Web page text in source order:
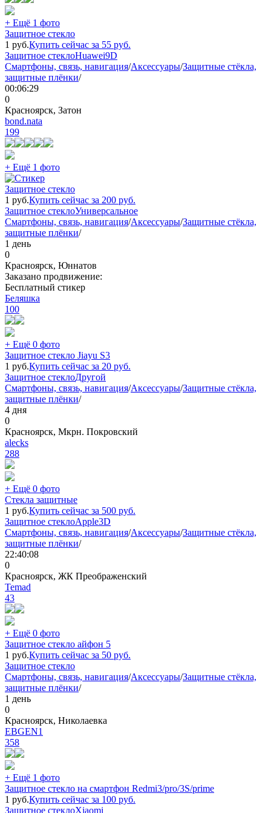
+ Ещё 1 фото
Защитное стекло
1 руб.Купить сейчас за 55 руб.
Защитное стеклоHuawei9D
Смартфоны, связь, навигация/Аксессуары/Защитные стёкла,
защитные плёнки/
00:06:29
0
Красноярск, Затон
bond.nata
199
+ Ещё 1 фото
Защитное стекло
1 руб.Купить сейчас за 200 руб.
Защитное стеклоУниверсальное
Смартфоны, связь, навигация/Аксессуары/Защитные стёкла,
защитные плёнки/
1 день
0
Красноярск, Юннатов
Заказано продвижение:
Бесплатный стикер
Беляшка
100
+ Ещё 0 фото
Защитное стекло Jiayu S3
1 руб.Купить сейчас за 20 руб.
Защитное стеклоДругой
Смартфоны, связь, навигация/Аксессуары/Защитные стёкла,
защитные плёнки/
4 дня
0
Красноярск, Мкрн. Покровский
alecks
288
+ Ещё 0 фото
Стекла защитные
1 руб.Купить сейчас за 500 руб.
Защитное стеклоApple3D
Смартфоны, связь, навигация/Аксессуары/Защитные стёкла,
защитные плёнки/
22:40:08
0
Красноярск, ЖК Преображенский
Temad
43
+ Ещё 0 фото
Защитное стекло айфон 5
1 руб.Купить сейчас за 50 руб.
Защитное стекло
Смартфоны, связь, навигация/Аксессуары/Защитные стёкла,
защитные плёнки/
1 день
0
Красноярск, Николаевка
EBGEN1
358
+ Ещё 1 фото
Защитное стекло на смартфон Redmi3/pro/3S/prime
1 руб.Купить сейчас за 100 руб.
Защитное стеклоXiaomi